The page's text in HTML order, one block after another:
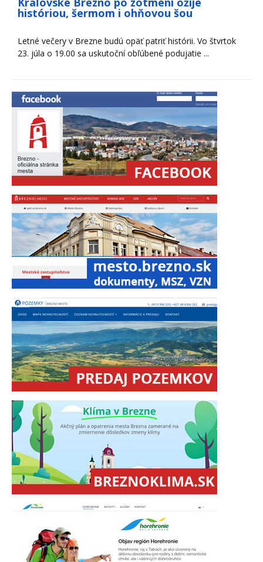
históriou, šermom i ohňovou šou
Letné večery v Brezne budú opäť patriť histórii. Vo štvrtok
23. júla o 19.00 sa uskutoční obľúbené podujatie ...